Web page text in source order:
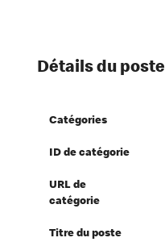
Détails du poste
Catégories
ID de catégorie
URL de
catégorie
Titre du poste